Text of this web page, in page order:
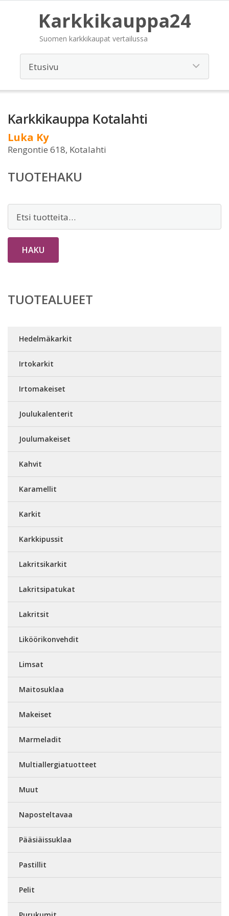
Karkkikauppa24
Suomen karkkikaupat vertailussa
Karkkikauppa Kotalahti
Luka Ky
Rengontie 618, Kotalahti
TUOTEHAKU
HAKU
TUOTEALUEET
Hedelmäkarkit
Irtokarkit
Irtomakeiset
Joulukalenterit
Joulumakeiset
Kahvit
Karamellit
Karkit
Karkkipussit
Lakritsikarkit
Lakritsipatukat
Lakritsit
Liköörikonvehdit
Limsat
Maitosuklaa
Makeiset
Marmeladit
Multiallergiatuotteet
Muut
Naposteltavaa
Pääsiäissuklaa
Pastillit
Pelit